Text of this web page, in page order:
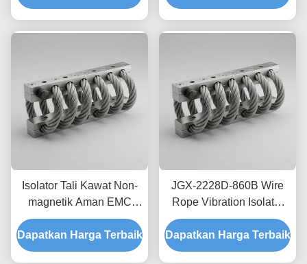
Stainless Steel Isolation
Logam Ramah
Isolator Tali Kawat Non-
magnetik Aman EMC
JGX-2228D-665B
Dudukan Disipasi Kejut
Sementara untuk
Dapatkan Harga Terbaik
JGX-2228D-860B Wire
Rope Vibration Isolator
Stainless Steel Long
Service Life Absorber
kejut industri
Dapatkan Harga Terbaik